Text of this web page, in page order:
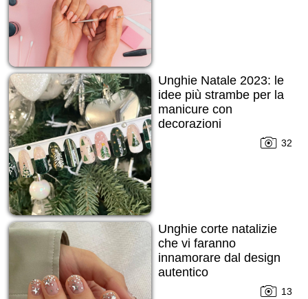
Unghie Natale 2023: le
idee più strambe per la
manicure con
decorazioni
32
Unghie corte natalizie
che vi faranno
innamorare dal design
autentico
13